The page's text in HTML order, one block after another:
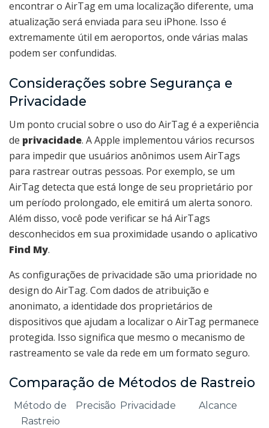
encontrar o AirTag em uma localização diferente, uma
atualização será enviada para seu iPhone. Isso é
extremamente útil em aeroportos, onde várias malas
podem ser confundidas.
Considerações sobre Segurança e
Privacidade
Um ponto crucial sobre o uso do AirTag é a experiência
de privacidade. A Apple implementou vários recursos
para impedir que usuários anônimos usem AirTags
para rastrear outras pessoas. Por exemplo, se um
AirTag detecta que está longe de seu proprietário por
um período prolongado, ele emitirá um alerta sonoro.
Além disso, você pode verificar se há AirTags
desconhecidos em sua proximidade usando o aplicativo
Find My.
As configurações de privacidade são uma prioridade no
design do AirTag. Com dados de atribuição e
anonimato, a identidade dos proprietários de
dispositivos que ajudam a localizar o AirTag permanece
protegida. Isso significa que mesmo o mecanismo de
rastreamento se vale da rede em um formato seguro.
Comparação de Métodos de Rastreio
Método de
Rastreio
Precisão Privacidade Alcance